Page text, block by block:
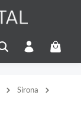
Sirona